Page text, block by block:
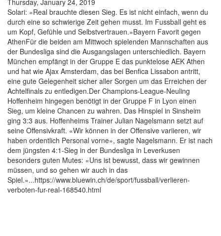
Thursday, January 24, 2019
Solari: «Real brauchte diesen Sieg. Es ist nicht einfach, wenn du
durch eine so schwierige Zeit gehen musst. Im Fussball geht es
um Kopf, Gefühle und Selbstvertrauen.»Bayern Favorit gegen
AthenFür die beiden am Mittwoch spielenden Mannschaften aus
der Bundesliga sind die Ausgangslagen unterschiedlich. Bayern
München empfängt in der Gruppe E das punktelose AEK Athen
und hat wie Ajax Amsterdam, das bei Benfica Lissabon antritt,
eine gute Gelegenheit sicher aller Sorgen um das Erreichen der
Achtelfinals zu entledigen.Der Champions-League-Neuling
Hoffenheim hingegen benötigt in der Gruppe F in Lyon einen
Sieg, um kleine Chancen zu wahren. Das Hinspiel in Sinsheim
ging 3:3 aus. Hoffenheims Trainer Julian Nagelsmann setzt auf
seine Offensivkraft. «Wir können in der Offensive variieren, wir
haben ordentlich Personal vorne», sagte Nagelsmann. Er ist nach
dem jüngsten 4:1-Sieg in der Bundesliga in Leverkusen
besonders guten Mutes: «Uns ist bewusst, dass wir gewinnen
müssen, und so gehen wir auch in das
Spiel.»...https://www.bluewin.ch/de/sport/fussball/verlieren-
verboten-fur-real-168540.html